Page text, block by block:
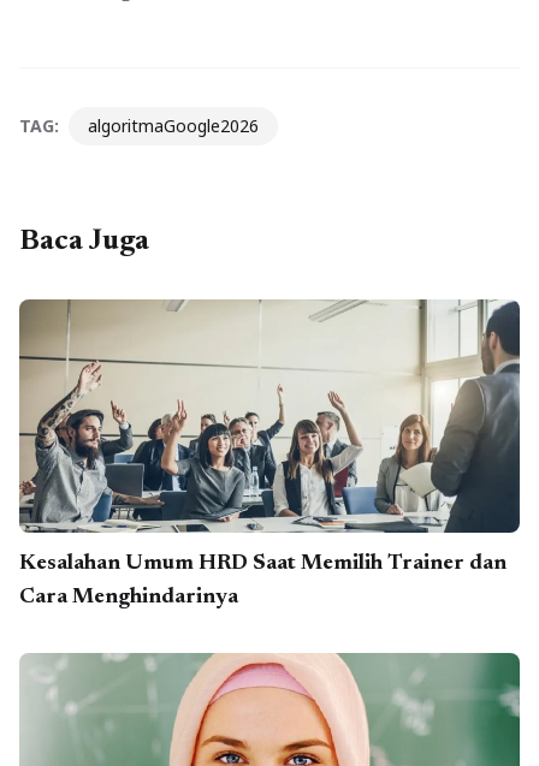
TAG: algoritmaGoogle2026
Baca Juga
Kesalahan Umum HRD Saat Memilih Trainer dan
Cara Menghindarinya